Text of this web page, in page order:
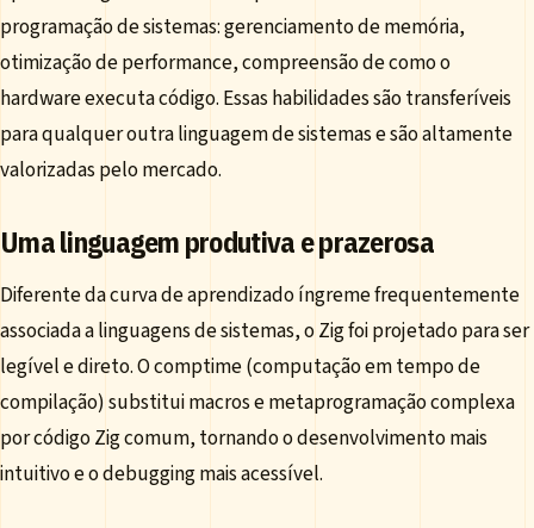
programação de sistemas: gerenciamento de memória,
otimização de performance, compreensão de como o
hardware executa código. Essas habilidades são transferíveis
para qualquer outra linguagem de sistemas e são altamente
valorizadas pelo mercado.
Uma linguagem produtiva e prazerosa
Diferente da curva de aprendizado íngreme frequentemente
associada a linguagens de sistemas, o Zig foi projetado para ser
legível e direto. O comptime (computação em tempo de
compilação) substitui macros e metaprogramação complexa
por código Zig comum, tornando o desenvolvimento mais
intuitivo e o debugging mais acessível.